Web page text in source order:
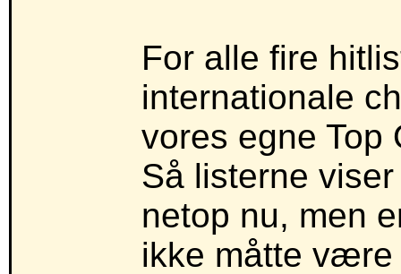
For alle fire
internationale
vores egne Top
Så listerne
netop nu, men
ikke måtte